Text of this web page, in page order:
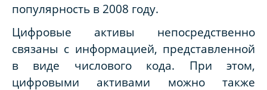
популярность в 2008 году.
Цифровые активы непосредственно
связаны с информацией, представленной
в виде числового кода. При этом,
цифровыми активами можно также